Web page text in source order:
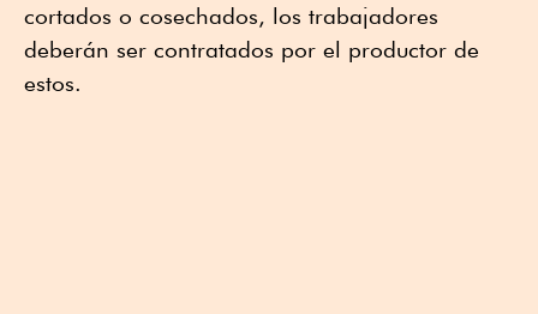
cortados o cosechados, los trabajadores
deberán ser contratados por el productor de
estos.